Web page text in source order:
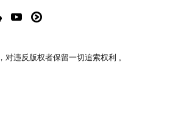
对违反版权者保留一切追索权利 。